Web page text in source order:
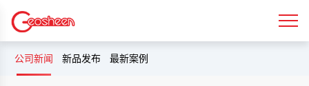
公司新闻 新品发布 最新案例